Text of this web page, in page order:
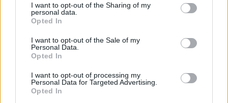
I want to opt-out of the Sharing of my
personal data.
Opted In
I want to opt-out of the Sale of my
Personal Data.
Opted In
I want to opt-out of processing my
Personal Data for Targeted Advertising.
Opted In
Touristiques
Solution Codycross Bienvenue au
Solution Codycross Salle de Concert
Solution Codycross Chaîne de
télévision